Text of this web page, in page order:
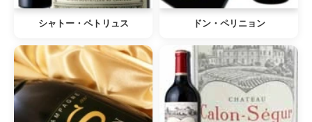
シャトー・ペトリュス ドン・ペリニョン